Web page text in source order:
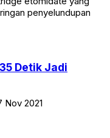
penyelundupan
Detik Jadi
Nov 2021